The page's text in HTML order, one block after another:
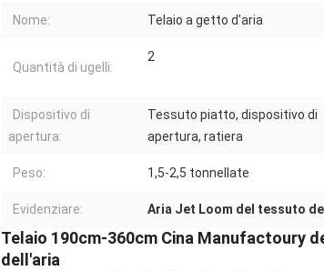
Nome: Telaio a getto d'aria
Quantità di ugelli:
2
Dispositivo di
apertura:
Tessuto piatto, dispositivo di
apertura, ratiera
Peso: 1,5-2,5 tonnellate
Evidenziare: Aria Jet Loom del tessuto
Telaio 190cm-360cm Cina
dell'aria